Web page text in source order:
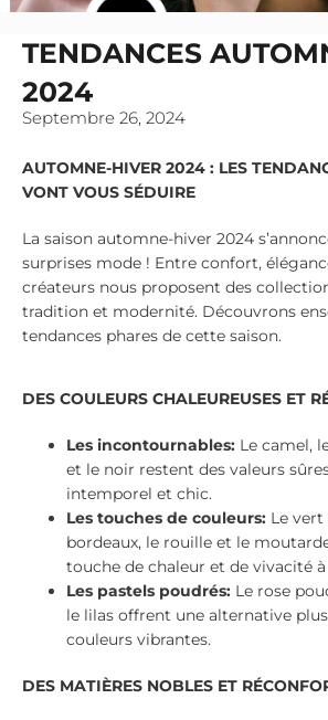
TENDANCES
2024
Septembre 26, 2024
AUTOMNE-HIVER 2024 : LES
VONT VOUS SÉDUIRE
La saison automne-hiver 2024
surprises mode ! Entre confort,
créateurs nous proposent des
tradition et modernité. Découvrons
tendances phares de cette saison.
DES COULEURS CHALEUREUSES ET
Les incontournables: Le camel,
et le noir restent des valeurs
intemporel et chic.
Les touches de couleurs: Le vert
bordeaux, le rouille et le
touche de chaleur et de vivacité à
Les pastels poudrés: Le rose
le lilas offrent une alternative
couleurs vibrantes.
DES MATIÈRES NOBLES ET